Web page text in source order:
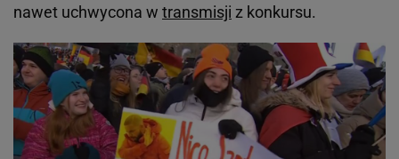
nawet uchwycona w transmisji z konkursu.